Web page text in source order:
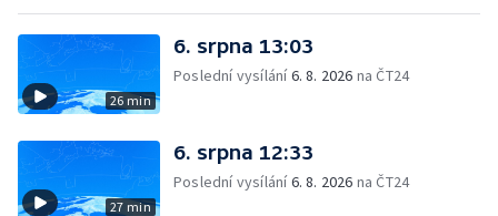
26 min
6. srpna 13:03
Poslední vysílání6. 8. 2026 na ČT24
27 min
6. srpna 12:33
Poslední vysílání6. 8. 2026 na ČT24